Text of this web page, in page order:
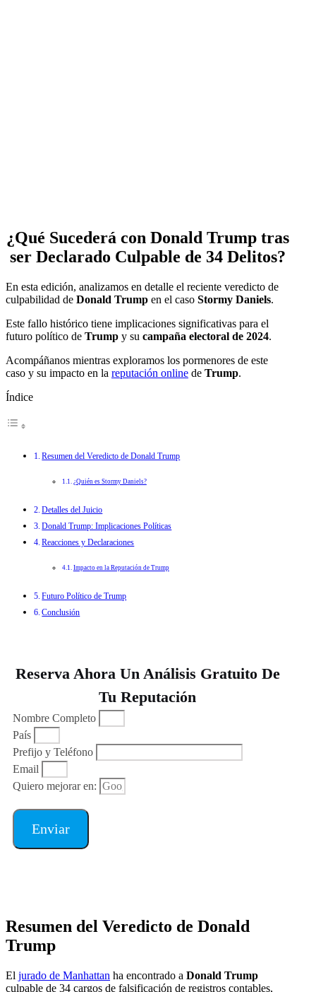
¿Qué Sucederá con Donald Trump tras
ser Declarado Culpable de 34 Delitos?
En esta edición, analizamos en detalle el reciente veredicto de
culpabilidad de Donald Trump en el caso Stormy Daniels.
Este fallo histórico tiene implicaciones significativas para el
futuro político de Trump y su campaña electoral de 2024.
Acompáñanos mientras exploramos los pormenores de este
caso y su impacto en la reputación online de Trump.
Índice
Resumen del Veredicto de Donald Trump
¿Quién es Stormy Daniels?
Detalles del Juicio
Donald Trump: Implicaciones Políticas
Reacciones y Declaraciones
Impacto en la Reputación de Trump
Futuro Político de Trump
Conclusión
Reserva Ahora Un Análisis Gratuito De
Tu Reputación
Nombre Completo
País
Prefijo y Teléfono
Email
Quiero mejorar en:
Enviar
Resumen del Veredicto de Donald
Trump
El jurado de Manhattan ha encontrado a Donald Trump
culpable de 34 cargos de falsificación de registros contables,